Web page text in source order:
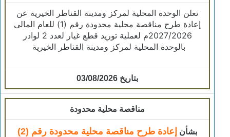
​تعلن الوحدة المحلية لمركز ومدينة القناطر الخيرية عن
إعادة طرح مناقصة محلية محدودة رقم (1) للعام المالى
2027/2026م لعملية توريد قطع غيار لعدد 2 لوادر
بالوحدة المحلية لمركز ومدينة القناطر الخيرية
بتاريخ 03/08/2026
مناقصة محلية محدودة
بشأن
إعادة طرح مناقصة محلية محدودة رقم (2)